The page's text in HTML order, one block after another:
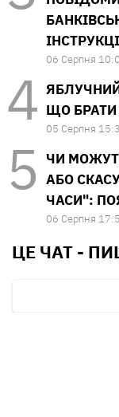
06 Серпня
ЩО БРАТИ
05 Серпня
ЧИ
АБО
ЧАСИ":
06 Серпня
ЦЕ ЧАТ -